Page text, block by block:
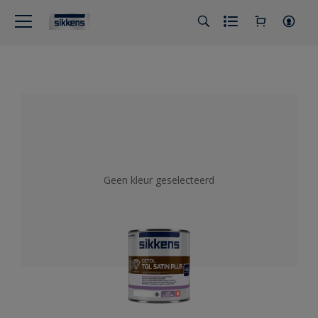
Geen kleur geselecteerd